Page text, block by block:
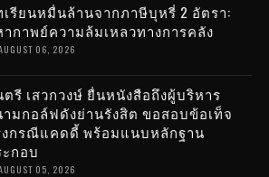
รียนหมื่นล้านจากภาษีบุหรี่ 2 อัตรา:
กาพย์ความล้มเหลวทางการคลัง
06, 2026
รี เสวกวงษ์ ยื่นหนังสือถึงผู้บริหาร
มกอล์ฟดังย่านรังสิต ขอสอบข้อเท็จ
งกรณีแคดดี้ พร้อมแนบหลักฐาน
กอบ
05, 2026